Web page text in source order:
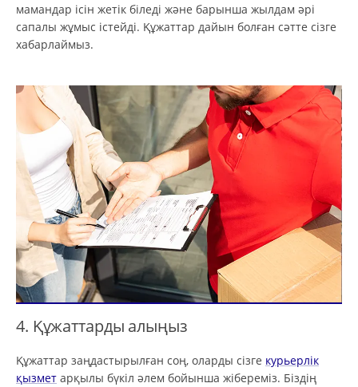
мамандар ісін жетік біледі және барынша жылдам әрі
сапалы жұмыс істейді. Құжаттар дайын болған сәтте сізге
хабарлаймыз.
4. Құжаттарды алыңыз
Құжаттар заңдастырылған соң, оларды сізге курьерлік
қызмет арқылы бүкіл әлем бойынша жібереміз. Біздің